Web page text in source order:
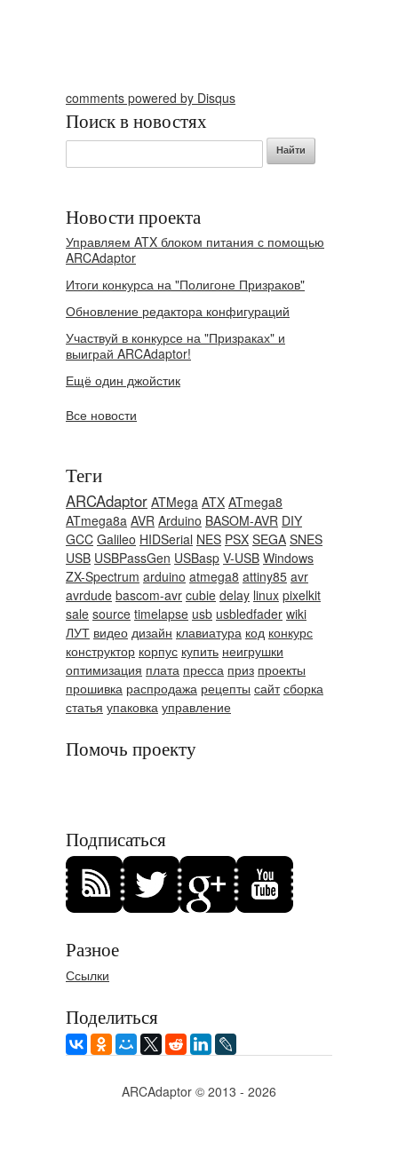
comments powered by Disqus
Поиск в новостях
Новости проекта
Управляем ATX блоком питания с помощью
ARCAdaptor
Итоги конкурса на "Полигоне Призраков"
Обновление редактора конфигураций
Участвуй в конкурсе на "Призраках" и
выиграй ARCAdaptor!
Ещё один джойстик
Все новости
Теги
ARCAdaptor ATMega ATX ATmega8
ATmega8a AVR Arduino BASOM-AVR DIY
GCC Galileo HIDSerial NES PSX SEGA SNES
USB USBPassGen USBasp V-USB Windows
ZX-Spectrum arduino atmega8 attiny85 avr
avrdude bascom-avr cubie delay linux pixelkit
sale source timelapse usb usbledfader wiki
ЛУТ видео дизайн клавиатура код конкурс
конструктор корпус купить неигрушки
оптимизация плата пресса приз проекты
прошивка распродажа рецепты сайт сборка
статья упаковка управление
Помочь проекту
Подписаться
Разное
Ссылки
Поделиться
ARCAdaptor © 2013 - 2026